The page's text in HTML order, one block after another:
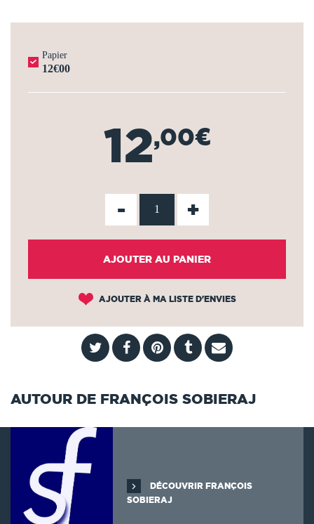
Papier
12€00
12,00€
- +
AJOUTER AU PANIER
AJOUTER À MA LISTE D'ENVIES
AUTOUR DE FRANÇOIS SOBIERAJ
DÉCOUVRIR FRANÇOIS
SOBIERAJ